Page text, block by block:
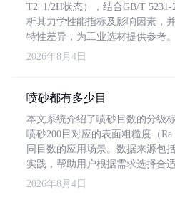
T2_1/2H状态），结合GB/T
析其力学性能指标及影响因素，
特性差异，为工业选材提供参考。
2026年8月4日
喷砂都有多少目
本文系统介绍了喷砂目数的分级
喷砂200目对应的表面粗糙度（
同目数的应用场景。数据来源包
实践，帮助用户根据需求选择合
2026年8月4日